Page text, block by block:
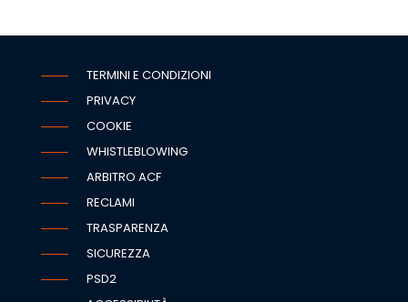
TERMINI E CONDIZIONI
PRIVACY
COOKIE
WHISTLEBLOWING
ARBITRO ACF
RECLAMI
TRASPARENZA
SICUREZZA
PSD2